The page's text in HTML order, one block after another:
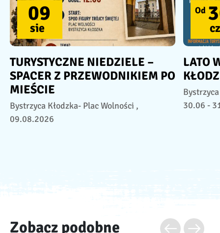
09
sie
TURYSTYCZNE NIEDZIELE –
SPACER Z PRZEWODNIKIEM PO
MIEŚCIE
Bystrzyca Kłodzka- Plac Wolności ,
09.08.2026
Od
LATO
30.06 -
Zobacz podobne